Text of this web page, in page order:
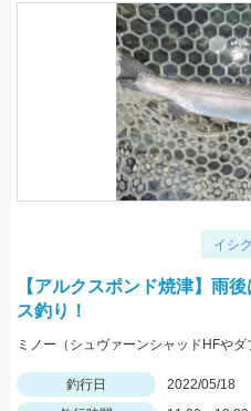
イシ
【アルクスポンド焼津】雨
ス釣り！
釣行日
2022/05/18